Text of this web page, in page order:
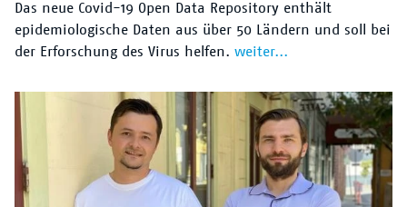
Das neue Covid-19 Open Data Repository enthält
epidemiologische Daten aus über 50 Ländern und soll bei
der Erforschung des Virus helfen. weiter...